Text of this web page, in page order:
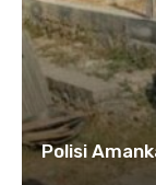
Polisi